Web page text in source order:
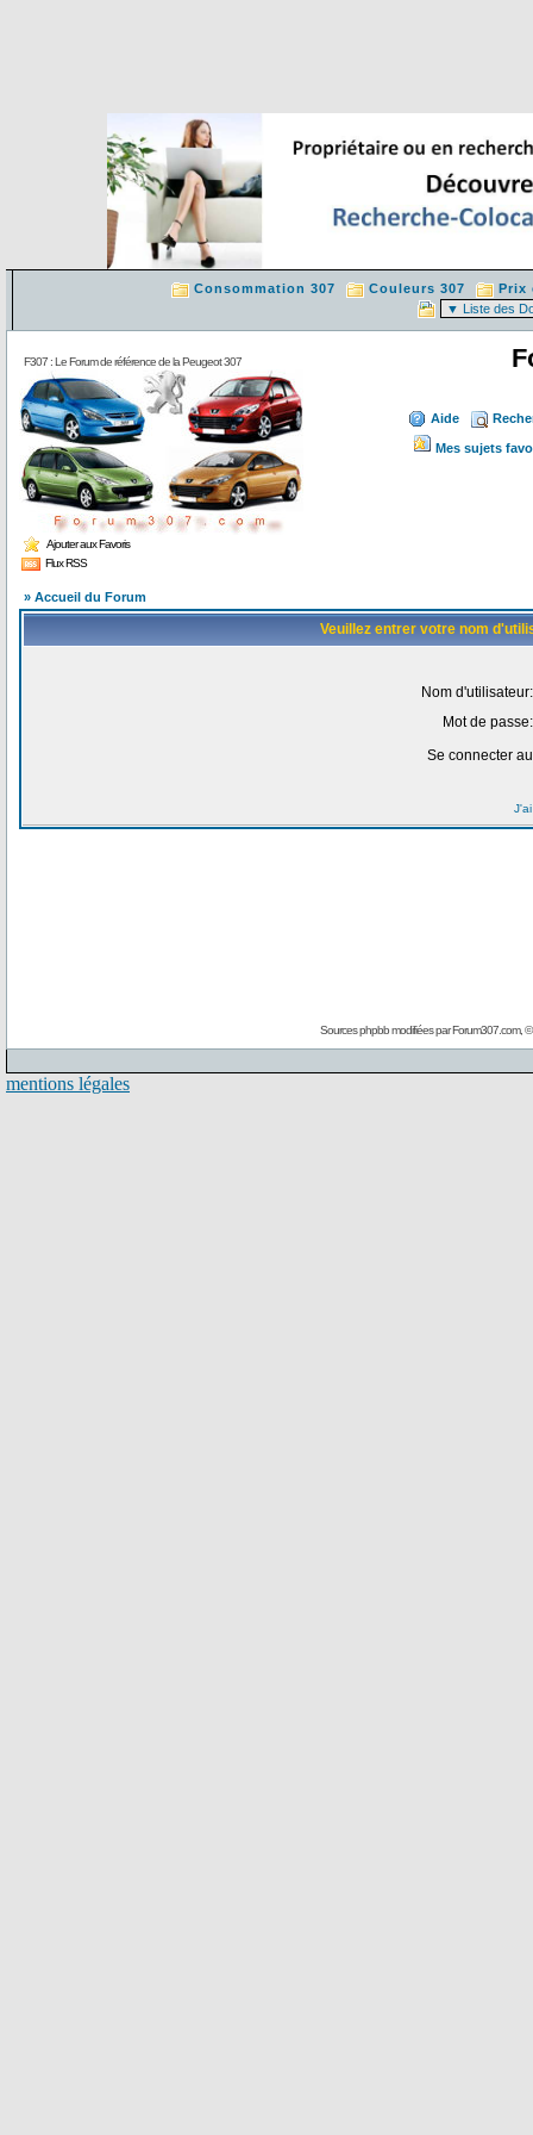
Consommation 307 Couleurs 307 Prix
F307 : Le Forum de référence de la Peugeot 307
Ajouter aux Favoris
Flux RSS
Aide
Mes sujets
» Accueil du Forum
Veuillez entrer votre nom
Nom d'utilisateur:
Mot de passe:
Se connecter
Sources phpbb modifiées parForum307.com, ©
mentions légales